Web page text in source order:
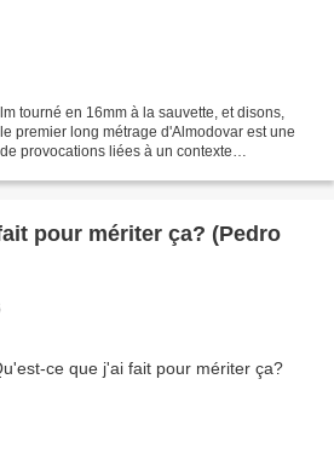
tourné en 16mm à la sauvette, et disons,
premier long métrage d'Almodovar est une
provocations liées à un contexte
pour mériter ça? (Pedro